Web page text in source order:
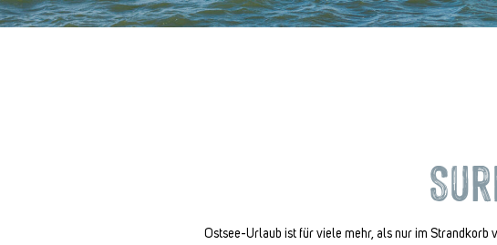
Ostsee-Urlaub ist für viele mehr, als nur im Strandkorb